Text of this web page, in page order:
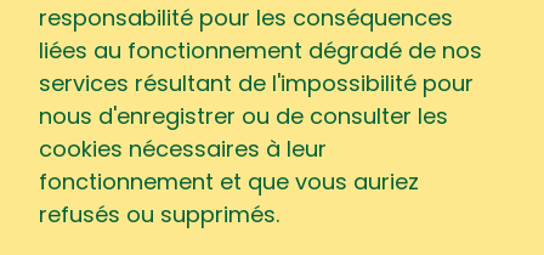
responsabilité pour les conséquences
liées au fonctionnement dégradé de nos
services résultant de l'impossibilité pour
nous d'enregistrer ou de consulter les
cookies nécessaires à leur
fonctionnement et que vous auriez
refusés ou supprimés.